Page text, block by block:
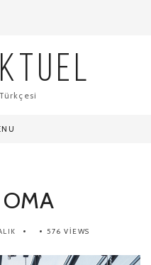
OMA
576 VIEWS